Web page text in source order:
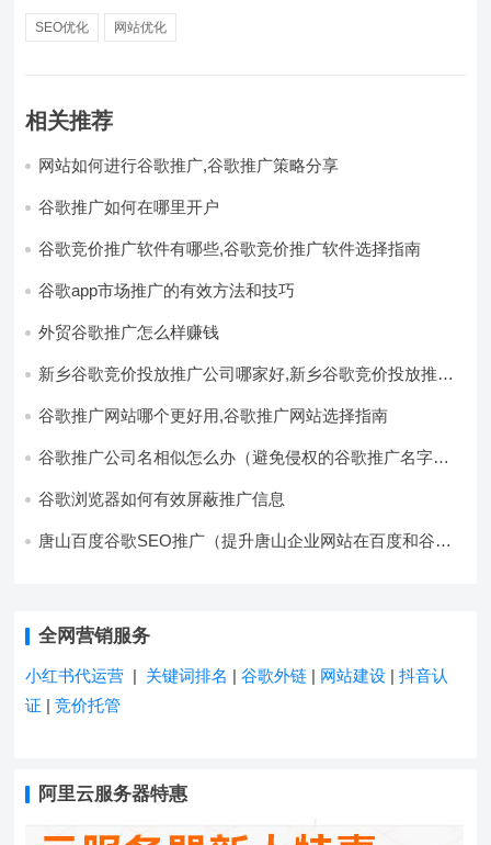
SEO优化 网站优化
相关推荐
网站如何进行谷歌推广,谷歌推广策略分享
谷歌推广如何在哪里开户
谷歌竞价推广软件有哪些,谷歌竞价推广软件选择指南
谷歌app市场推广的有效方法和技巧
外贸谷歌推广怎么样赚钱
新乡谷歌竞价投放推广公司哪家好,新乡谷歌竞价投放推广
谷歌推广网站哪个更好用,谷歌推广网站选择指南
谷歌推广公司名相似怎么办（避免侵权的谷歌推广名字选
谷歌浏览器如何有效屏蔽推广信息
唐山百度谷歌SEO推广（提升唐山企业网站在百度和谷歌
全网营销服务
小红书代运营 | 关键词排名 |谷歌外链 | 网站建设 |抖音认
证 |竞价托管
阿里云服务器特惠